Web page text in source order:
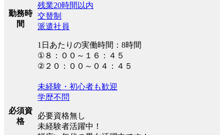
勤務時
間
残業20時間以内
交替制
派遣社員
1日あたりの実働時間：8時間
①８：００～１６：４５
②２０：００～０４：４５
必須資
格
未経験・初心者も歓迎
学歴不問
必要資格無し
未経験者活躍中！